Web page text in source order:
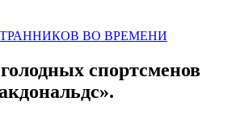
ВО ВРЕМЕНИ
спортсменов